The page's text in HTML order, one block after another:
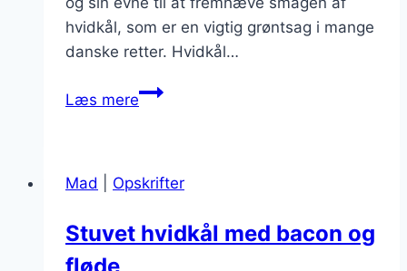
hvidkål, som er en vigtig grøntsag i mange
danske retter. Hvidkål…
Læs mereStuvet
til
lækker
Mad Opskrifter
Stuvet hvidkål med bacon og